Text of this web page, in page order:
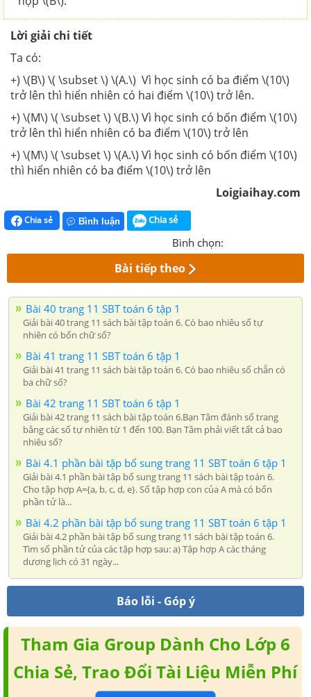
Lời giải chi tiết
Ta có:
+) \(B\) \( \subset \) \(A.\) Vì học sinh có ba điểm \(10\)
trở lên thì hiển nhiên có hai điểm \(10\) trở lên.
+) \(M\) \( \subset \) \(B.\) Vì học sinh có bốn điểm \(10\)
trở lên thì hiển nhiên có ba điểm \(10\) trở lên
+) \(M\) \( \subset \) \(A.\) Vì học sinh có bốn điểm \(10\)
thì hiển nhiên có ba điểm \(10\) trở lên
Loigiaihay.com
Chia sẻ Bình luận Chia sẻ
Bình chọn:
Bài tiếp theo
Bài 40 trang 11 SBT toán 6 tập 1
Giải bài 40 trang 11 sách bài tập toán 6. Có bao nhiêu số tự
nhiên có bốn chữ số?
Bài 41 trang 11 SBT toán 6 tập 1
Giải bài 41 trang 11 sách bài tập toán 6. Có bao nhiêu số chẵn có
ba chữ số?
Bài 42 trang 11 SBT toán 6 tập 1
Giải bài 42 trang 11 sách bài tập toán 6.Bạn Tâm đánh số trang
bằng các số tự nhiên từ 1 đến 100. Bạn Tâm phải viết tất cả bao
nhiêu số?
Bài 4.1 phần bài tập bổ sung trang 11 SBT toán 6 tập 1
Giải bài 4.1 phần bài tập bổ sung trang 11 sách bài tập toán 6.
Cho tập hợp A={a, b, c, d, e}. Số tập hợp con của A mà có bốn
phần tử là...
Bài 4.2 phần bài tập bổ sung trang 11 SBT toán 6 tập 1
Giải bài 4.2 phần bài tập bổ sung trang 11 sách bài tập toán 6.
Tìm số phần tử của các tập hợp sau: a) Tập hợp A các tháng
dương lịch có 31 ngày...
Báo lỗi - Góp ý
Tham Gia Group Dành Cho Lớp 6
Chia Sẻ, Trao Đổi Tài Liệu Miễn Phí